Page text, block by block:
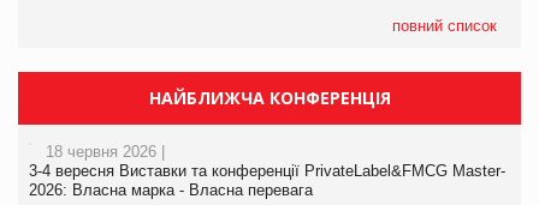
повний список
НАЙБЛИЖЧА КОНФЕРЕНЦІЯ
18 червня 2026 |
3-4 вересня Виставки та конференції PrivateLabel&FMCG Master-
2026: Власна марка - Власна перевага